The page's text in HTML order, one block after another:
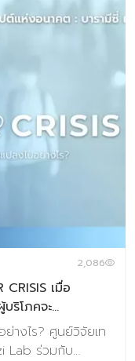
ตลาดอาหาร ในยุคที่
าหารจึงต้องไม่หยุด
กรรม–ความ
ลอดเวลา Digital
ด้จัดทำชุดข้อมูลอิน
วน์โหลดอ่านได้ทันที)
กิจอาหารในวันนี้
มีมุมมองต่ออาหาร
ปลี่ยนไปแบบไหน?
รควรรู้จัก? เนื้อหา
ย […]
2,086
เมื่อ
ริโภคจะ
Version)
างไร? ศูนย์วิจัยเท
Lab ร่วมกับ